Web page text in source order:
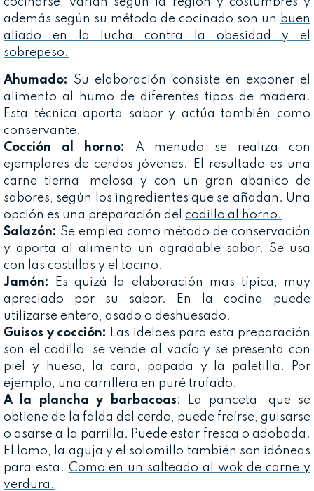
además según su método de cocinado son un buen
aliado en la lucha contra la obesidad y el
sobrepeso.
Ahumado:
Su elaboración consiste en exponer el
alimento al humo de diferentes tipos de madera.
Esta técnica aporta sabor y actúa también como
conservante.
Cocción al horno: A menudo se realiza con
ejemplares de cerdos jóvenes. El resultado es una
carne tierna, melosa y con un gran abanico de
sabores, según los ingredientes que se añadan. Una
opción es una preparación del codillo al horno.
Salazón: Se emplea como método de conservación
y aporta al alimento un agradable sabor. Se usa
con las costillas y el tocino.
Jamón:
Es quizá la elaboración mas típica, muy
apreciado por su sabor. En la cocina puede
utilizarse entero, asado o deshuesado.
Guisos y cocción: Las idelaes para esta preparación
son el codillo, se vende al vacío y se presenta con
piel y hueso, la cara, papada y la paletilla. Por
ejemplo, una carrillera en puré trufado.
A la plancha y barbacoas: La panceta, que se
obtiene de la falda del cerdo, puede freírse, guisarse
o asarse a la parrilla. Puede estar fresca o adobada.
El lomo, la aguja y el solomillo también son idóneas
para esta. Como en un salteado al wok de carne y
verdura.